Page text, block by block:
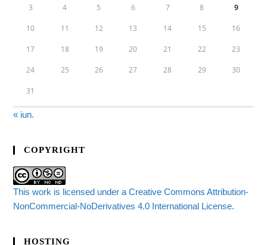
3 4 5 6 7 8 9
10 11 12 13 14 15 16
17 18 19 20 21 22 23
24 25 26 27 28 29 30
31
« iun.
COPYRIGHT
This work is licensed under a Creative Commons Attribution-
NonCommercial-NoDerivatives 4.0 International License.
HOSTING